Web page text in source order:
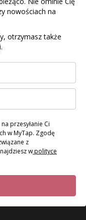
nowościach na
otrzymasz także
przesyłanie Ci
w MyTap. Zgodę
z
wpolityce